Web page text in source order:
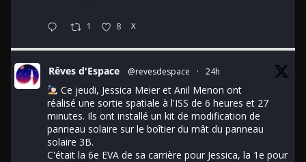
1 8 X
Rêves d'Espace @revesdespace · 24h
Ce jeudi, Jessica Meier et Anil Menon ont
réalisé une sortie spatiale à l'ISS de 6 heures et 27
minutes. Ils ont installé un kit de modification de
panneau solaire sur le boîtier du mât du panneau
solaire 3B.
C'était la 6e EVA de sa carrière pour Jessica, la 1e pour